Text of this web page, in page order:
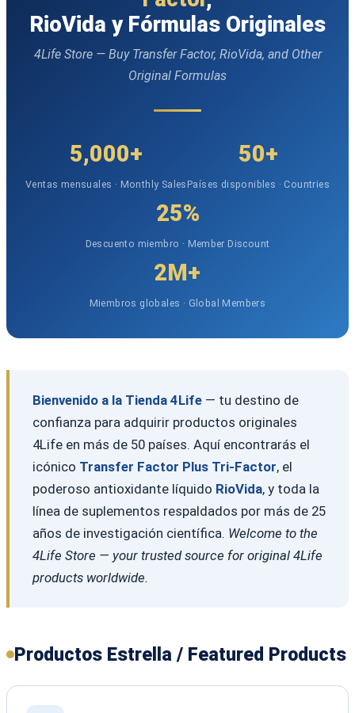
RioVida y Fórmulas Originales
4Life Store — Buy Transfer Factor, RioVida, and Other
Original Formulas
5,000+
Ventas mensuales · Monthly Sales
50+
Países disponibles · Countries
25%
Descuento miembro · Member Discount
2M+
Miembros globales · Global Members
Bienvenido a la Tienda 4Life— tu destino de
confianza para adquirir productos originales
4Life en más de 50 países. Aquí encontrarás el
icónico Transfer Factor Plus Tri-Factor, el
poderoso antioxidante líquido RioVida, y toda la
línea de suplementos respaldados por más de 25
años de investigación científica. Welcome to the
4Life Store — your trusted source for original 4Life
products worldwide.
Productos Estrella / Featured Products